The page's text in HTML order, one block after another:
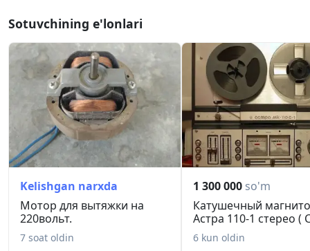
Sotuvchining e'lonlari
Kelishgan narxda
Мотор для вытяжки на
220вольт.
7 soat oldin
1 300 000 so'm
Катушечный
Астра 110-1 стерео (
6 kun oldin